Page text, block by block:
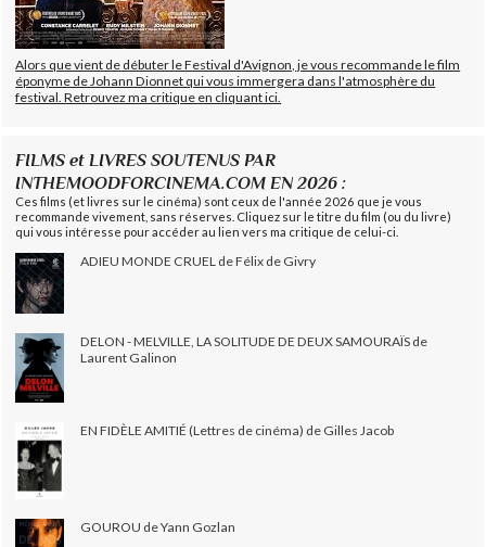
Alors que vient de débuter le Festival d'Avignon, je vous recommande le film
éponyme de Johann Dionnet qui vous immergera dans l'atmosphère du
festival. Retrouvez ma critique en cliquant ici.
FILMS et LIVRES SOUTENUS PAR
INTHEMOODFORCINEMA.COM EN 2026 :
Ces films (et livres sur le cinéma) sont ceux de l'année 2026 que je vous
recommande vivement, sans réserves. Cliquez sur le titre du film (ou du livre)
qui vous intéresse pour accéder au lien vers ma critique de celui-ci.
ADIEU MONDE CRUEL de Félix de Givry
DELON - MELVILLE, LA SOLITUDE DE DEUX SAMOURAÏS de
Laurent Galinon
EN FIDÈLE AMITIÉ (Lettres de cinéma) de Gilles Jacob
GOUROU de Yann Gozlan